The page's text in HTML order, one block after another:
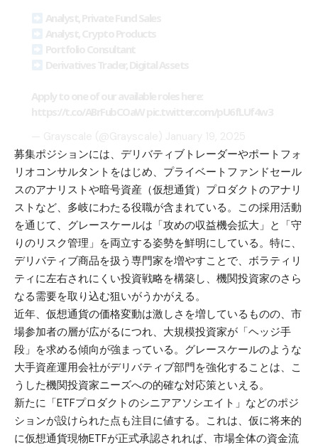
募集ポジションには、デリバティブトレーダーやポートフォ
リオコンサルタントをはじめ、プライベートファンドセール
スのアナリストや暗号資産（仮想通貨）プロダクトのアナリ
ストなど、多岐にわたる役職が含まれている。この採用活動
を通じて、グレースケールは「攻めの収益機会拡大」と「守
りのリスク管理」を両立する姿勢を鮮明にしている。特に、
デリバティブ商品を扱う専門家を増やすことで、ボラティリ
ティに左右されにくい投資戦略を構築し、機関投資家のさら
なる需要を取り込む狙いがうかがえる。
近年、仮想通貨の価格変動は激しさを増しているものの、市
場参加者の層が広がるにつれ、大規模投資家が「ヘッジ手
段」を求める傾向が強まっている。グレースケールのような
大手資産運用会社がデリバティブ部門を強化することは、こ
うした機関投資家ニーズへの的確な対応策といえる。
新たに「ETFプロダクトのシニアアソシエイト」などのポジ
ションが設けられた点も注目に値する。これは、仮に将来的
に仮想通貨現物ETFが正式承認されれば、市場全体の資金流